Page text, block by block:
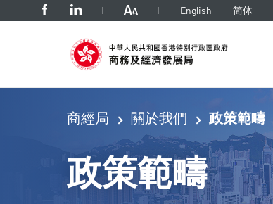
tab to navigate English 简体
商經局 關於我們 政策範疇
政策範疇